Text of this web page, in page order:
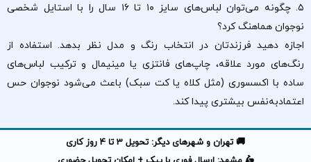
۵. چگونه می‌توان لباس‌های سایز ۱۰ تا ۱۶ سال را با استایل شخصی
نوجوان هماهنگ کرد؟
اجازه دهید فرزندتان در انتخاب رنگ و مدل نظر بدهد. استفاده از
رنگ‌های مورد علاقه، چاپ‌های فانتزی یا مینیمال و ترکیب لباس‌های
ساده با اکسسوری (مثل کلاه یا کت سبک) باعث می‌شود نوجوان حس
اعتمادبه‌نفس بیشتری پیدا کند.
🚚 تهران و شهرهای دیگر: تحویل 3 تا 4 روز کاری